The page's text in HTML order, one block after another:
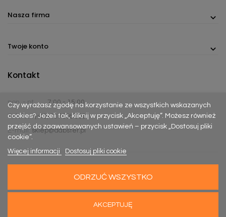
Nasza firma
Twoje konto
Czy wyrażasz zgodę na korzystanie ze wszystkich wskazanych
cookies? Jeżeli tak, kliknij w przycisk „Akceptuję”. Możesz również
przejść do zaawansowanych ustawień – przycisk „Dostosuj pliki
cookie”.
Więcej informacji
Dostosuj pliki cookie
ODRZUĆ WSZYSTKO
AKCEPTUJĘ
Kontakt
pon. - pt.
7:00 - 15:00
Telefon:(+48) 737 305 306
E-mail: sklep@dabster.pl
MiyoStudio